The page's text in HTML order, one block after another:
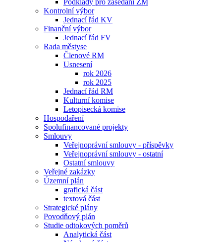
Podklady pro zasedání ZM
Kontrolní výbor
Jednací řád KV
Finanční výbor
Jednací řád FV
Rada městyse
Členové RM
Usnesení
rok 2026
rok 2025
Jednací řád RM
Kulturní komise
Letopisecká komise
Hospodaření
Spolufinancované projekty
Smlouvy
Veřejnoprávní smlouvy - příspěvky
Veřejnoprávní smlouvy - ostatní
Ostatní smlouvy
Veřejné zakázky
Územní plán
grafická část
textová část
Strategické plány
Povodňový plán
Studie odtokových poměrů
Analytická část